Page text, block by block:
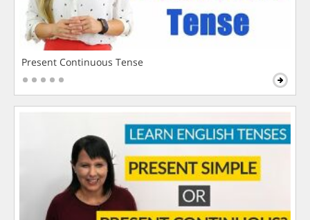
Present Continuous Tense